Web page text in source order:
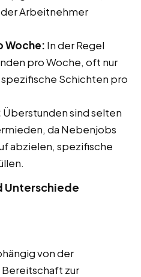
Arbeitnehmer
Woche: In der Regel
pro Woche, oft nur
Schichten pro
Überstunden sind selten
da Nebenjobs
abzielen, spezifische
Unterschiede
von der
zur